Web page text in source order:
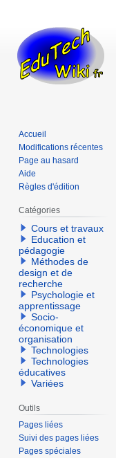
Accueil
Modifications récentes
Page au hasard
Aide
Règles d'édition
Catégories
Cours et travaux
Education et
pédagogie
Méthodes de
design et de
recherche
Psychologie et
apprentissage
Socio-
économique et
organisation
Technologies
Technologies
éducatives
Variées
Outils
Pages liées
Suivi des pages liées
Pages spéciales